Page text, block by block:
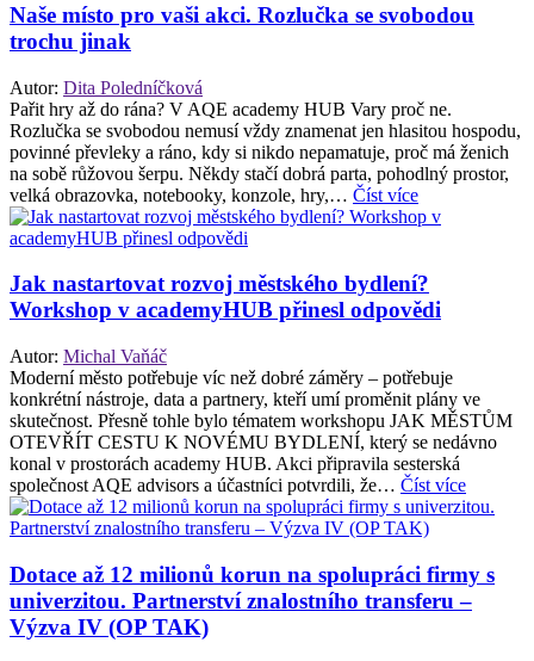
Naše místo pro vaši akci. Rozlučka se svobodou
trochu jinak
Autor: Dita Poledníčková
Pařit hry až do rána? V AQE academy HUB Vary proč ne.
Rozlučka se svobodou nemusí vždy znamenat jen hlasitou hospodu,
povinné převleky a ráno, kdy si nikdo nepamatuje, proč má ženich
na sobě růžovou šerpu. Někdy stačí dobrá parta, pohodlný prostor,
velká obrazovka, notebooky, konzole, hry,… Číst více
Jak nastartovat rozvoj městského bydlení?
Workshop v academyHUB přinesl odpovědi
Autor: Michal Vaňáč
Moderní město potřebuje víc než dobré záměry – potřebuje
konkrétní nástroje, data a partnery, kteří umí proměnit plány ve
skutečnost. Přesně tohle bylo tématem workshopu JAK MĚSTŮM
OTEVŘÍT CESTU K NOVÉMU BYDLENÍ, který se nedávno
konal v prostorách academy HUB. Akci připravila sesterská
společnost AQE advisors a účastníci potvrdili, že… Číst více
Dotace až 12 milionů korun na spolupráci firmy s
univerzitou. Partnerství znalostního transferu –
Výzva IV (OP TAK)